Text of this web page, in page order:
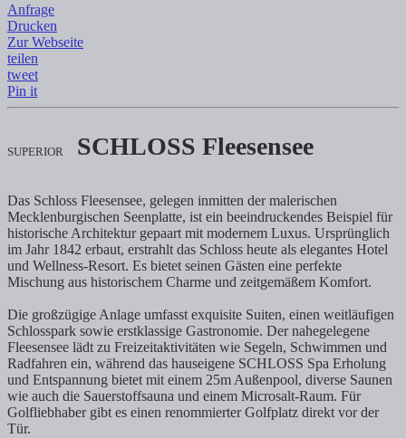
SCHLOSS Fleesensee - Magische Momente an der
Anfrage
Drucken
Zur Webseite
teilen
tweet
Pin it
SUPERIOR SCHLOSS Fleesensee
Das Schloss Fleesensee, gelegen inmitten der malerischen
Mecklenburgischen Seenplatte, ist ein beeindruckendes Beispiel für
historische Architektur gepaart mit modernem Luxus. Ursprünglich
im Jahr 1842 erbaut, erstrahlt das Schloss heute als elegantes Hotel
und Wellness-Resort. Es bietet seinen Gästen eine perfekte
Mischung aus historischem Charme und zeitgemäßem Komfort.
Die großzügige Anlage umfasst exquisite Suiten, einen weitläufigen
Schlosspark sowie erstklassige Gastronomie. Der nahegelegene
Fleesensee lädt zu Freizeitaktivitäten wie Segeln, Schwimmen und
Radfahren ein, während das hauseigene SCHLOSS Spa Erholung
und Entspannung bietet mit einem 25m Außenpool, diverse Saunen
wie auch die Sauerstoffsauna und einem Microsalt-Raum. Für
Golfliebhaber gibt es einen renommierter Golfplatz direkt vor der
Tür.